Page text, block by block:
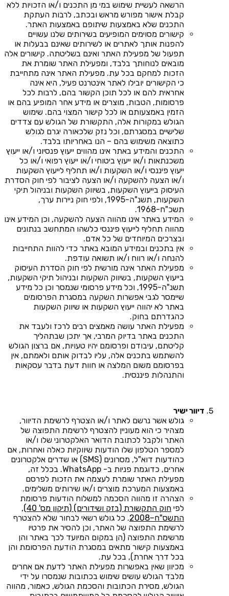
הרשאה לעשיית שימוש במי מן התכנים ו/או הזכויות ללא
קבלת אישור מפורש מראש ובכתב, לרבות העתקת
התכנים שלא באמצעות שיתופם באמצעות האתר.
קישורים מסוימים המופיעים בשירותים שלנו עשויים
להפנות אותך לאתרים או לשירותים שאינם בבעלות או
תפעול של מפעילת האתר ואינם בשליטתה. קישורים אלה
מובאים לנוחותך בלבד, ומפעילת האתר שומרת את
הזכות למחקם בכל עת. מפעילת האתר אינה מתחייבת
כי הקישורים יובילו לאתר אינטרנט פעיל, היא אינה
אחראית להם או לכל תוכן הקשור בהם, לרבות לכל
פרסומות, הטבות, מוצרים או מידע אחר המופיע בהם או
הזמין באמצעותם או לכל קישור המצוי בהם. שימוש
הגולש במקורות אלה, התקשורת של הגולש עם צדדים
שלישיים במסגרתם, וכל נזק שלכאורה יגרם לגולש
כתוצאה משימוש בהם – הנו באחריותו בלבד.
התכנים והמידע באתר אינו מהווים ייעוץ פנסיוני ו/או ייעוץ
משכנתאות ו/או ייעוץ ביטוחי ו/או ייעוץ רפואי ו/או כל
ייעוץ פיננסי ו/או השקעות ו/או תחליף לייעוץ השקעות
ו/או הצעה להשקעה ו/או הצעה לציבור לפי חוק הסדרת
העיסוק בייעוץ השקעות, בשיווק השקעות ובניהול תיקי
השקעות, תשנ"ה-1995, ולפי חוק ניירות ערך,
תשכ"ח-1968.
המידע באתר אינו מהווה הצעה להשקעה, וכן המידע אינו
מהווה תחליף לייעוץ פיננסי כלשהו המתחשב בנתונים
ובצרכים המיוחדים של כל אדם.
אין בתכנים ובמידע המובא באתר כדי להוות התחייבות
להנחה ו/או רווח ו/או תשואה עודפת.
מפעילת האתר אינה מורשית לפי חוק הסדרת העיסוק
בייעוץ השקעות, בשיווק השקעות ובניהול תיקי השקעות,
תשנ"ה-1995, וכל מידע פרסומי שנמסר וכן כל מידע
שיימסר לגבי אפשרות השקעה במסגרת הפרסומים
באתר לא יהווה ייעוץ השקעות או שיווק השקעות
כהגדרתם בחוק.
מפעילת האתר עושה מאמצים רבים לרכז ולעבד את
התכנים באתר בדיוק המרבי, אך יתכן שבתהליך
קליטתם, עיבודם ופרסומם יהיו טעויות, אם ברצון הגולש
להשתמש בתכנים אלה, עליו לבדוק אותם ולאמתם, אין
בפרסומם משום המלצה או חוות דעת בדבר עסקאות
והתנהלות פיננסית.
דיוור ישיר
גולש אשר נרשם לאתר ו/או הצטרף לרשימת הדיוור,
מצהיר כי הוא מעוניין להצטרף לרשימת התפוצה של
האתר ולקבל לכתובת הדואר האלקטרוני שלו ו/או
למספר הטלפון שלו הודעות שיווקיות כאלה ואחרות, אם
כהודעות דוא"ל, מסרונים (SMS) או שדרים אלקטרונים
אחרים, כדוגמת פניות ב- WhatsApp. בכלל זה,
מפעילת האתר שומרת לעצמה את הזכות לפרסם
באמצעות המערכת מוצרים ו/או שירותים משלימים.
הצהרה זו מהווה הסכמה למשלוח הודעות פרסומת
לפי
חוק התקשורת (בזק ושידורים) (תיקון מס' 40),
התשס"ח–2008
. כל גולש רשאי לבחור שלא להצטרף
לרשימת התפוצה של האתר, וכן להסיר את פרטיו
מרשימת התפוצה (הן במקום המיועד לכך באתר והן
באמצעות קישור מתאים במסגרת הודעת הפרסומת והן
בכל דרך אחרת), בכל עת.
מכיוון שאין באפשרות מפעילת האתר לדעת אם אחרים
מלבד הגולש עושים שימוש בכתובות שנמסרו על ידי
הגולש, מסירת הכתובות והסכמת הגולש, כאמור, מהווה